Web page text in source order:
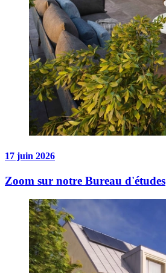
17 juin 2026
Zoom sur notre Bureau d'études